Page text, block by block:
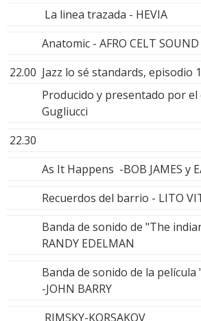
La linea trazada - HEVIA
Anatomic - AFRO CELT SOUND
22.00 Jazz lo sé standards, episodio
Producido y presentado por el
Gugliucci
22.30
As It Happens -BOB JAMES y
Recuerdos del barrio - LITO
Banda de sonido de "The
RANDY EDELMAN
Banda de sonido de la
-JOHN BARRY
RIMSKY-KORSAKOV